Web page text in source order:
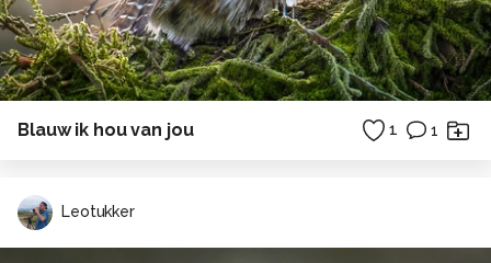
Blauw ik hou van jou 1 1
Leotukker